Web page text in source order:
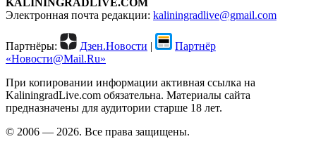
KALININGRADLIVE.COM
Электронная почта редакции: kaliningradlive@gmail.com
Партнёры: Дзен.Новости |
Партнёр
«Новости@Mail.Ru»
При копировании информации активная ссылка на
KaliningradLive.com обязательна. Материалы сайта
предназначены для аудитории старше 18 лет.
© 2006 — 2026. Все права защищены.